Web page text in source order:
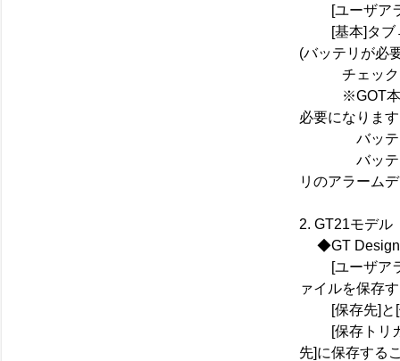
[ユーザアラ
[基本]タブ→[
(バッテリが必
チェック
※GOT本体
必要になりま
バッテリは
バッテリの
リのアラーム
2. GT21モデル
◆GT
[ユーザアラ
ァイルを保存
[保存先]と[
[保存トリガ]
先]に保存する